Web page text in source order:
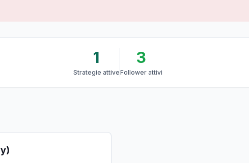
1
Strategie attive
3
Follower attivi